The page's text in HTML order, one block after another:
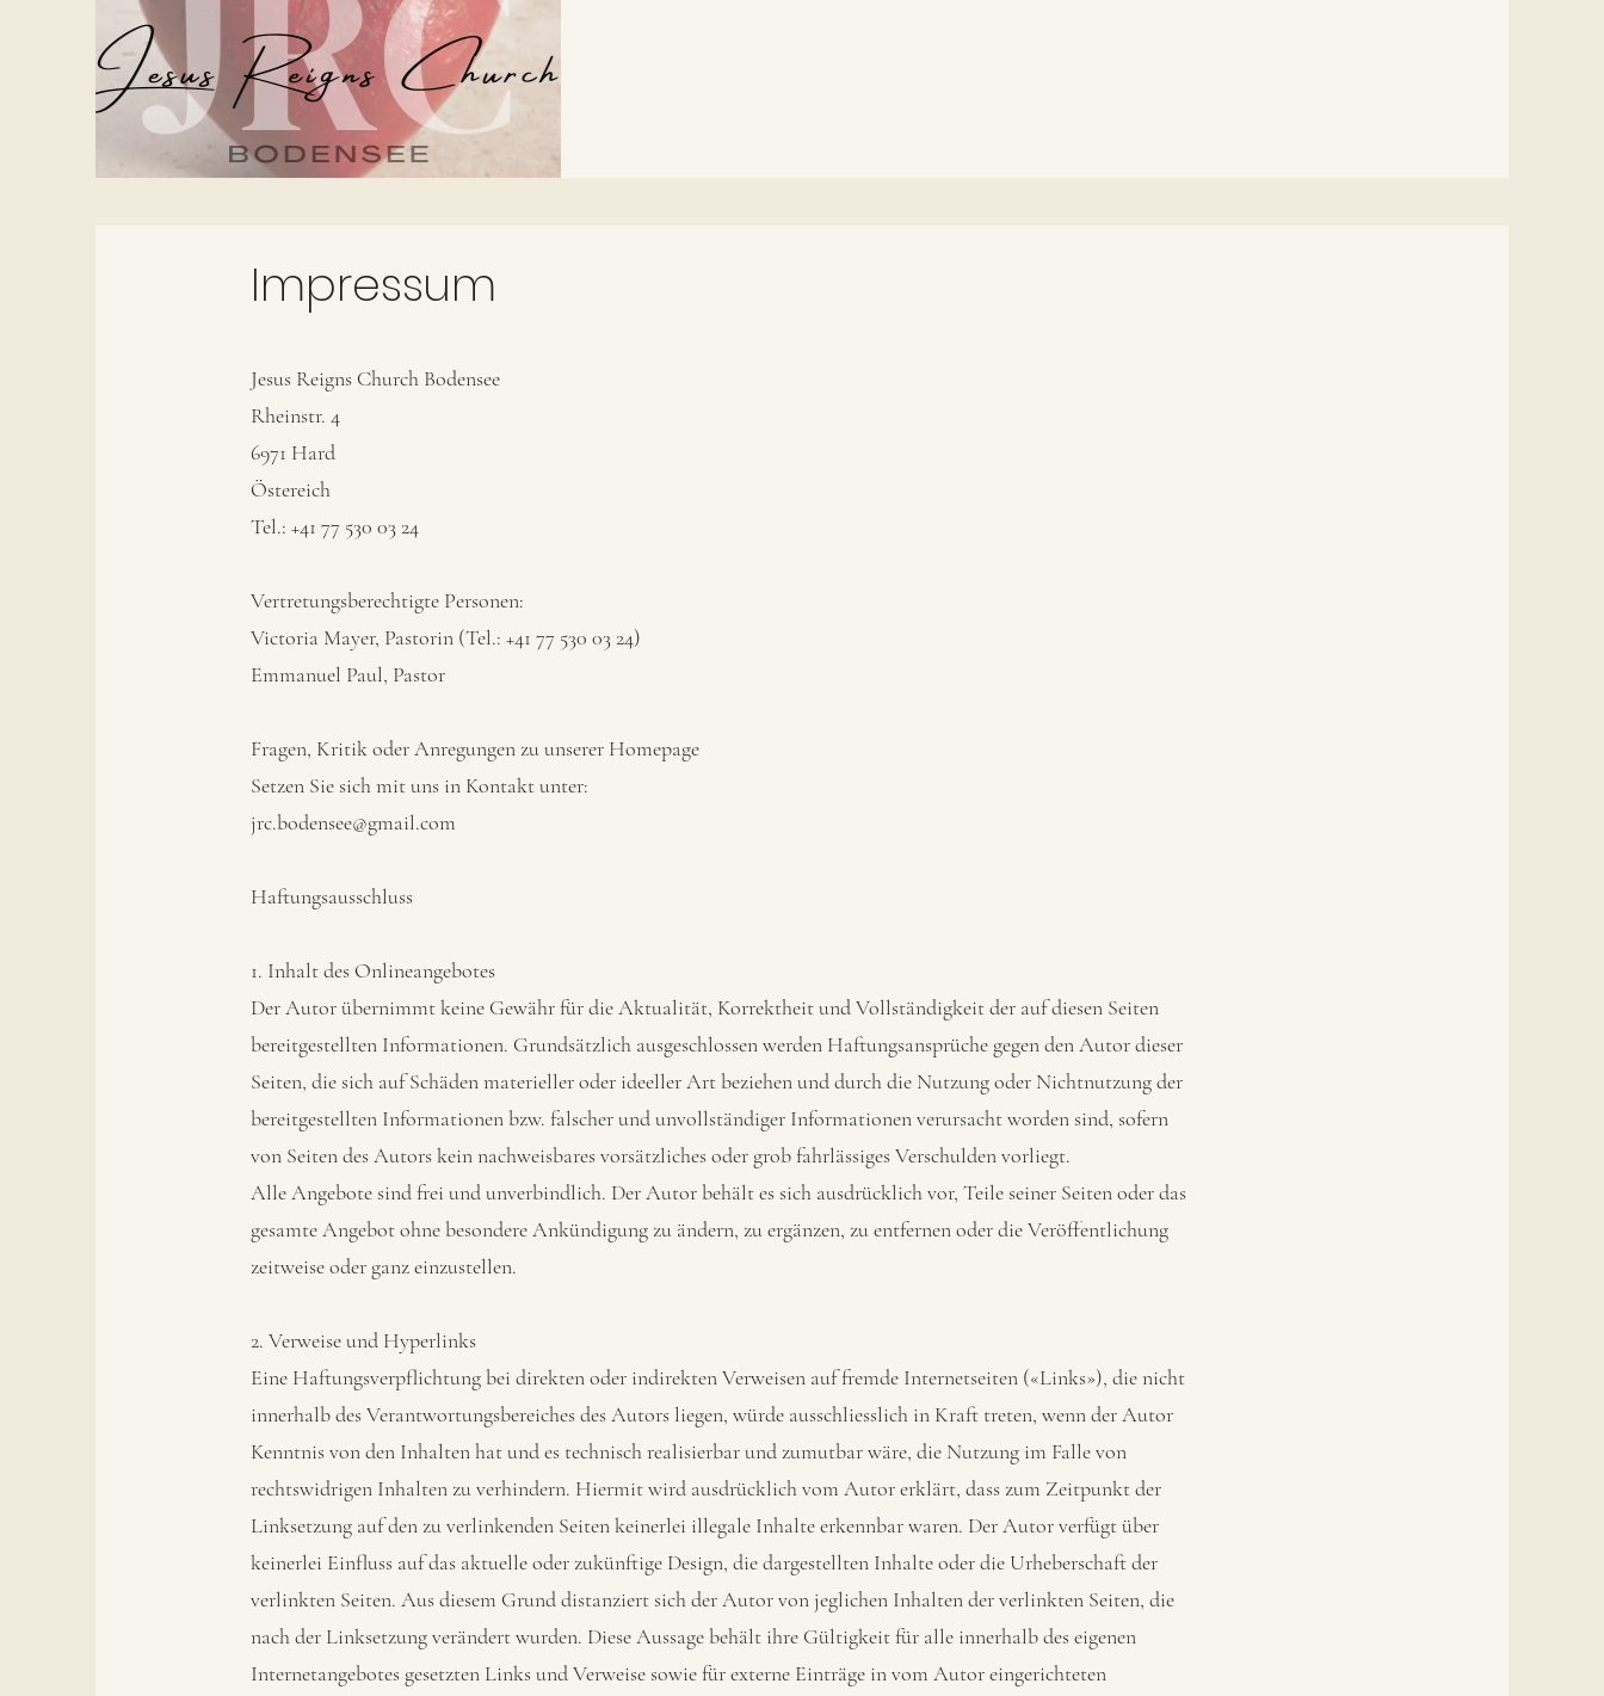
Impressum
Jesus Reigns Church Bodensee
Rheinstr. 4
6971 Hard
Östereich
Tel.: +41 77 530 03 24
Vertretungsberechtigte Personen:
Victoria Mayer, Pastorin (Tel.: +41 77 530 03 24)
Emmanuel Paul, Pastor
Fragen, Kritik oder Anregungen zu unserer Homepage
Setzen Sie sich mit uns in Kontakt unter:
jrc.bodensee@gmail.com
Haftungsausschluss
1. Inhalt des Onlineangebotes
Der Autor übernimmt keine Gewähr für die Aktualität, Korrektheit und Vollständigkeit der auf diesen Seiten
bereitgestellten Informationen. Grundsätzlich ausgeschlossen werden Haftungsansprüche gegen den Autor dieser
Seiten, die sich auf Schäden materieller oder ideeller Art beziehen und durch die Nutzung oder Nichtnutzung der
bereitgestellten Informationen bzw. falscher und unvollständiger Informationen verursacht worden sind, sofern
von Seiten des Autors kein nachweisbares vorsätzliches oder grob fahrlässiges Verschulden vorliegt.
Alle Angebote sind frei und unverbindlich. Der Autor behält es sich ausdrücklich vor, Teile seiner Seiten oder das
gesamte Angebot ohne besondere Ankündigung zu ändern, zu ergänzen, zu entfernen oder die Veröffentlichung
zeitweise oder ganz einzustellen.
2. Verweise und Hyperlinks
Eine Haftungsverpflichtung bei direkten oder indirekten Verweisen auf fremde Internetseiten («Links»), die nicht
innerhalb des Verantwortungsbereiches des Autors liegen, würde ausschliesslich in Kraft treten, wenn der Autor
Kenntnis von den Inhalten hat und es technisch realisierbar und zumutbar wäre, die Nutzung im Falle von
rechtswidrigen Inhalten zu verhindern. Hiermit wird ausdrücklich vom Autor erklärt, dass zum Zeitpunkt der
Linksetzung auf den zu verlinkenden Seiten keinerlei illegale Inhalte erkennbar waren. Der Autor verfügt über
keinerlei Einfluss auf das aktuelle oder zukünftige Design, die dargestellten Inhalte oder die Urheberschaft der
verlinkten Seiten. Aus diesem Grund distanziert sich der Autor von jeglichen Inhalten der verlinkten Seiten, die
nach der Linksetzung verändert wurden. Diese Aussage behält ihre Gültigkeit für alle innerhalb des eigenen
Internetangebotes gesetzten Links und Verweise sowie für externe Einträge in vom Autor eingerichteten